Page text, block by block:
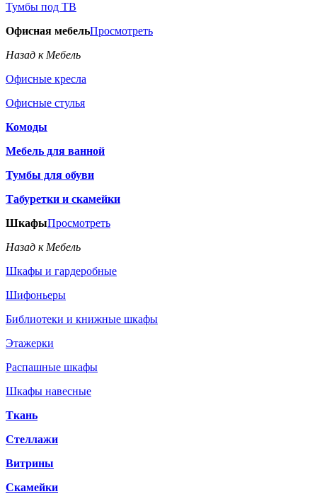
Тумбы под ТВ
Офисная мебельПросмотреть
Назад к Мебель
Офисные кресла
Офисные стулья
Комоды
Мебель для ванной
Тумбы для обуви
Табуретки и скамейки
ШкафыПросмотреть
Назад к Мебель
Шкафы и гардеробные
Шифоньеры
Библиотеки и книжные шкафы
Этажерки
Распашные шкафы
Шкафы навесные
Ткань
Стеллажи
Витрины
Скамейки